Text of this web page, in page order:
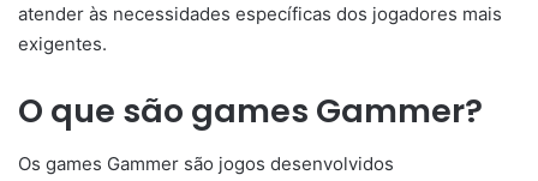
atender às necessidades específicas dos jogadores mais
exigentes.
O que são games Gammer?
Os games Gammer são jogos desenvolvidos